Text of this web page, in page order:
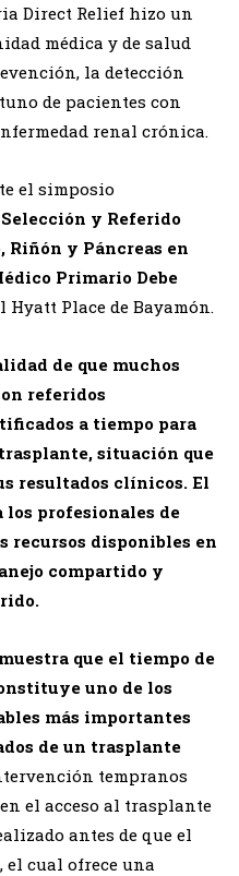
Direct Relief hizo un
médica y de salud
la detección
de pacientes con
renal crónica.
el simposio
y Referido
Riñón y Páncreas en
Primario Debe
Hyatt Place de Bayamón.
de que muchos
referidos
a tiempo para
situación que
resultados clínicos. El
los profesionales de
recursos disponibles en
compartido y
que el tiempo de
uno de los
más importantes
de un trasplante
tempranos
el acceso al trasplante
antes de que el
cual ofrece una